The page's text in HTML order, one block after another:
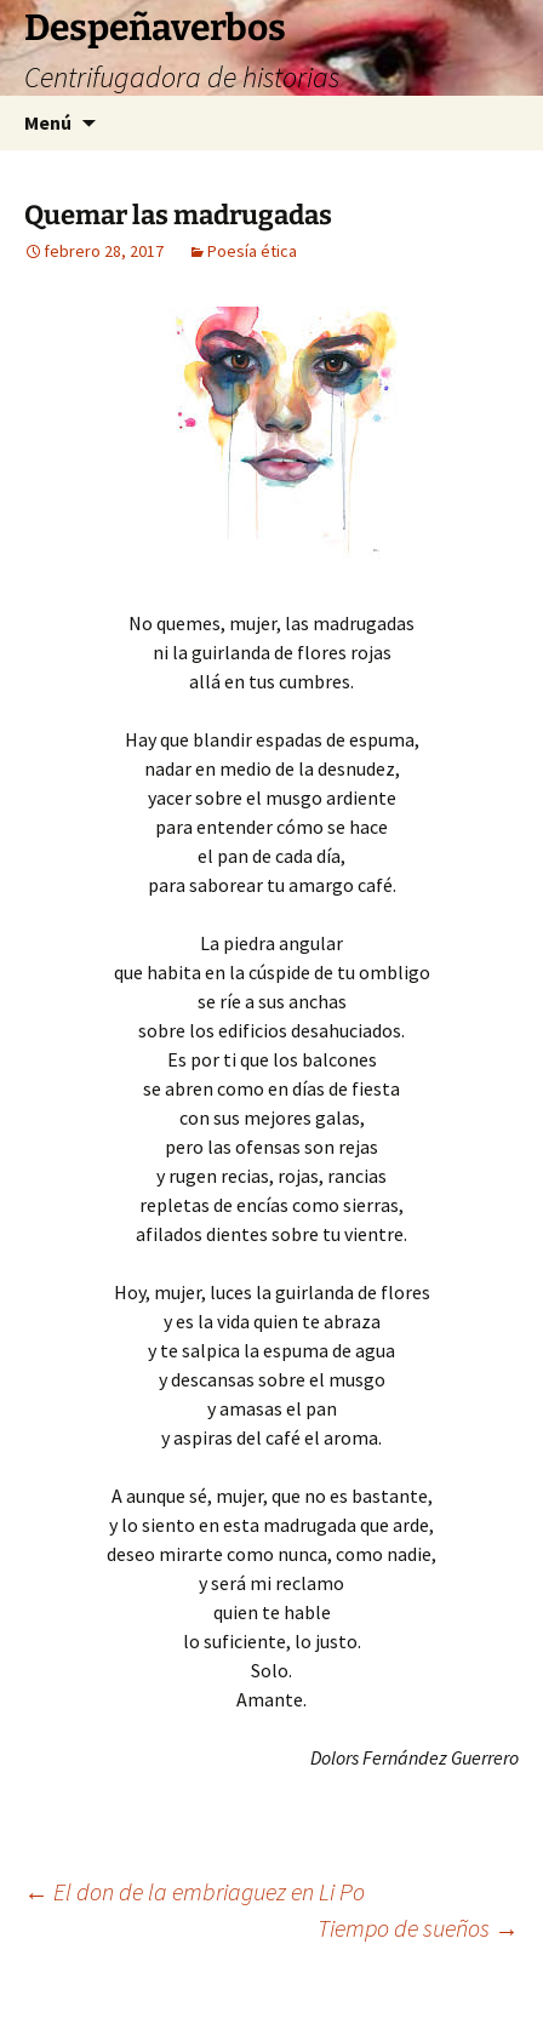
Saltar
al
contenido
Despeñaverbos
Centrifugadora de historias
Menú
Quemar las madrugadas
febrero 28, 2017 Poesía ética
No quemes, mujer, las madrugadas
ni la guirlanda de flores rojas
allá en tus cumbres.
Hay que blandir espadas de espuma,
nadar en medio de la desnudez,
yacer sobre el musgo ardiente
para entender cómo se hace
el pan de cada día,
para saborear tu amargo café.
La piedra angular
que habita en la cúspide de tu ombligo
se ríe a sus anchas
sobre los edificios desahuciados.
Es por ti que los balcones
se abren como en días de fiesta
con sus mejores galas,
pero las ofensas son rejas
y rugen recias, rojas, rancias
repletas de encías como sierras,
afilados dientes sobre tu vientre.
Hoy, mujer, luces la guirlanda de flores
y es la vida quien te abraza
y te salpica la espuma de agua
y descansas sobre el musgo
y amasas el pan
y aspiras del café el aroma.
A aunque sé, mujer, que no es bastante,
y lo siento en esta madrugada que arde,
deseo mirarte como nunca, como nadie,
y será mi reclamo
quien te hable
lo suficiente, lo justo.
Solo.
Amante.
Dolors Fernández Guerrero
Navegación
← El don de la embriaguez en Li Po
Tiempo de sueños →